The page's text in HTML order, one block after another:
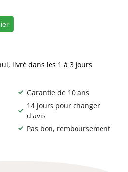
livré dans les 1 à 3 jours
Garantie de 10 ans
14 jours pour changer
d'avis
Pas bon, remboursement